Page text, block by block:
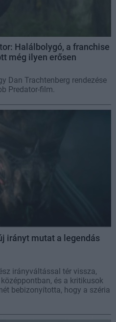
Halálbolygó, a franchise
még ilyen erősen
Dan Trachtenberg rendezése
Predator-film.
irányt mutat a legendás
irányváltással tér vissza,
és a kritikusok
bebizonyította, hogy a széria